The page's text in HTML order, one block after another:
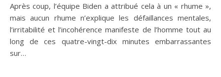
Après coup, l’équipe Biden a attribué cela à un « rhume »,
mais aucun rhume n’explique les défaillances mentales,
l’irritabilité et l’incohérence manifeste de l’homme tout au
long de ces quatre-vingt-dix minutes embarrassantes
sur…